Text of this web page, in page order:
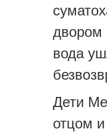
двором
вода
Дети
отцом